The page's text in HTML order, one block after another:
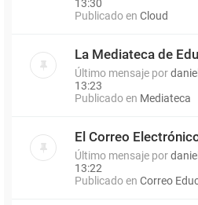
13:30
Publicado en Cloud
La Mediateca de
Último mensaje por
13:23
Publicado en Mediateca
El Correo
Último mensaje por
13:22
Publicado en Correo